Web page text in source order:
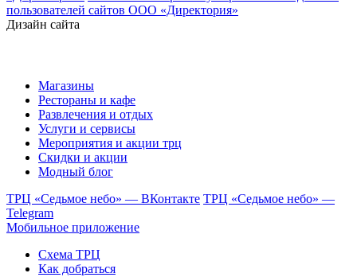
пользователей сайтов ООО «Директория»
Дизайн сайта
Магазины
Рестораны и кафе
Развлечения и отдых
Услуги и сервисы
Мероприятия и акции трц
Скидки и акции
Модный блог
ТРЦ «Седьмое небо» — ВКонтакте ТРЦ «Седьмое небо» —
Telegram
Мобильное приложение
Схема ТРЦ
Как добраться